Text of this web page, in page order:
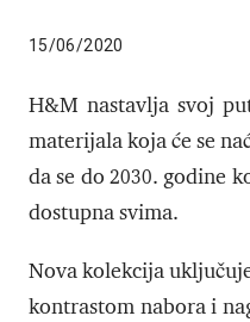
15/06/2020
H&M nastavlja svoj
materijala koja će se
da se do 2030. godine
dostupna svima.
Nova kolekcija
kontrastom nabora i